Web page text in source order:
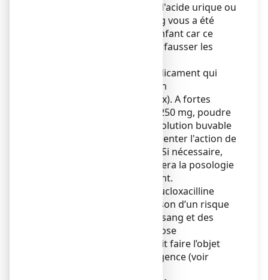
● si un dosage du taux d'acide urique ou
de sucre dans le sang vous a été
prescrit ou à votre enfant car ce
médicament peut en fausser les
● si vous prenez un médicament qui
ralentit la coagulation
(anticoagulants oraux). A fortes
doses, EFFERALGAN 250 mg, poudre
effervescente pour solution buvable
en sachet peut augmenter l'action de
votre anticoagulant. Si nécessaire,
votre médecin adaptera la posologie
de votre anticoagulant.
● si vous prenez de la flucloxacilline
(antibiotique), en raison d’un risque
grave d’anomalie du sang et des
fluides (appelée acidose
métabolique), qui doit faire l’objet
d’un traitement d’urgence (voir